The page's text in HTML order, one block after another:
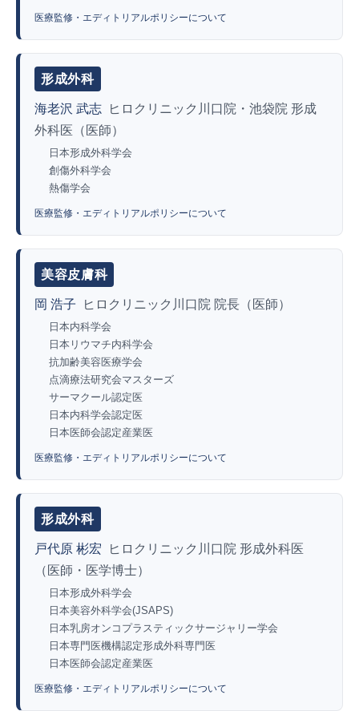
医療監修・エディトリアルポリシーについて
形成外科
海老沢 武志
ヒロクリニック川口院・池袋院 形成
外科医（医師）
日本形成外科学会
創傷外科学会
熱傷学会
医療監修・エディトリアルポリシーについて
美容皮膚科
岡 浩子 ヒロクリニック川口院 院長（医師）
日本内科学会
日本リウマチ内科学会
抗加齢美容医療学会
点滴療法研究会マスターズ
サーマクール認定医
日本内科学会認定医
日本医師会認定産業医
医療監修・エディトリアルポリシーについて
形成外科
戸代原 彬宏
ヒロクリニック川口院 形成外科医
（医師・医学博士）
日本形成外科学会
日本美容外科学会(JSAPS)
日本乳房オンコプラスティックサージャリー学会
日本専門医機構認定形成外科専門医
日本医師会認定産業医
医療監修・エディトリアルポリシーについて